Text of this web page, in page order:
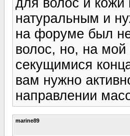
натуральным и
на форуме был
волос, но, на мой
секущимися
вам нужно
направлении
marine89